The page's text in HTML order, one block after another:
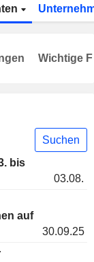
Suchen
bis
03.08.
auf
30.09.25
Wichtige